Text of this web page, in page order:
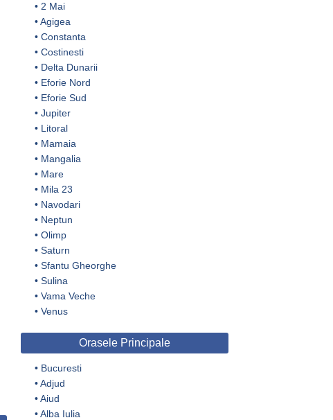
• 2 Mai
•Agigea
• Constanta
• Costinesti
• Delta Dunarii
• Eforie Nord
• Eforie Sud
• Jupiter
• Litoral
• Mamaia
• Mangalia
• Mare
• Mila 23
• Navodari
• Neptun
• Olimp
• Saturn
• Sfantu Gheorghe
• Sulina
• Vama Veche
• Venus
Orasele Principale
• Bucuresti
•Adjud
•Aiud
•Alba Iulia